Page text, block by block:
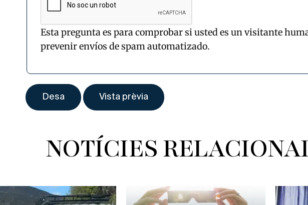
Esta pregunta es para comprobar si usted es un visitante
prevenir envíos de spam automatizado.
NOTÍCIES